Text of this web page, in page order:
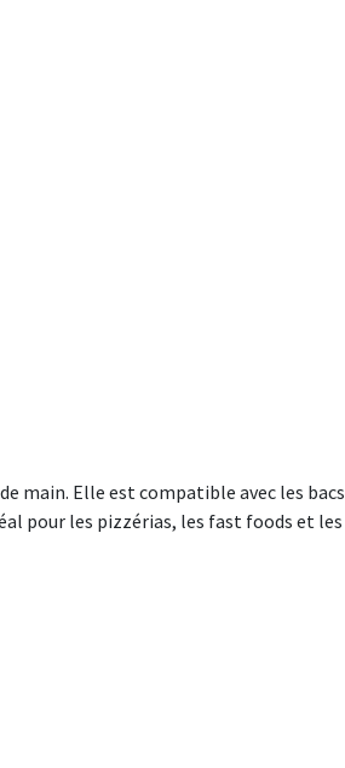
main. Elle est compatible avec les bacs
pour les pizzérias, les fast foods et les